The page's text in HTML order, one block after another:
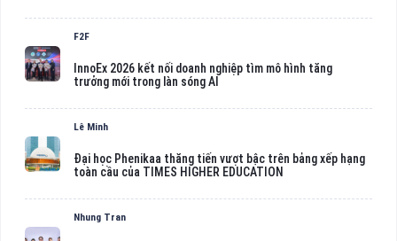
F2F
InnoEx 2026 kết nối doanh nghiệp tìm mô hình tăng
trưởng mới trong làn sóng AI
Lê Minh
Đại học Phenikaa thăng tiến vượt bậc trên bảng xếp hạng
toàn cầu của TIMES HIGHER EDUCATION
Nhung Tran